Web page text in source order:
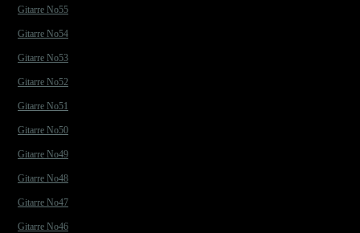
Gitarre No55
Gitarre No54
Gitarre No53
Gitarre No52
Gitarre No51
Gitarre No50
Gitarre No49
Gitarre No48
Gitarre No47
Gitarre No46